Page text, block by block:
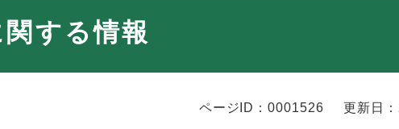
する情報
ページID：0001526 更新日